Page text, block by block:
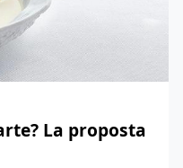
La proposta